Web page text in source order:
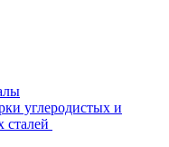
углеродистых и
сталей